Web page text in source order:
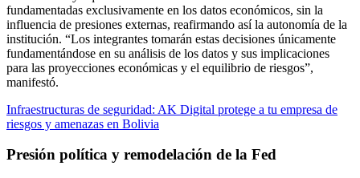
fundamentadas exclusivamente en los datos económicos, sin la
influencia de presiones externas, reafirmando así la autonomía de la
institución. “Los integrantes tomarán estas decisiones únicamente
fundamentándose en su análisis de los datos y sus implicaciones
para las proyecciones económicas y el equilibrio de riesgos”,
manifestó.
Infraestructuras de seguridad: AK Digital protege a tu empresa de
riesgos y amenazas en Bolivia
Presión política y remodelación de la Fed